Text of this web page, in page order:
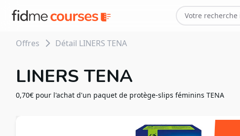
Offres Détail LINERS TENA
LINERS TENA
0,70€ pour l'achat d'un paquet de protège-slips féminins TENA